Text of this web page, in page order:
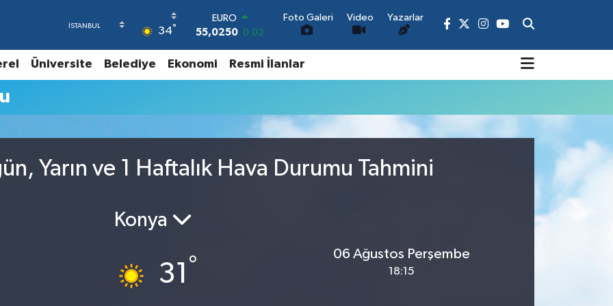
34°
EURO
55,0250 0.02
64,2398 0.2
DOLAR
47,6006 0.06
Foto Galeri Video Yazarlar
Üniversite Belediye Ekonomi Resmi İlanlar
Yarın ve 1 Haftalık Hava Durumu Tahmini
Konya
31 °
06 Ağustos Perşembe
18:15